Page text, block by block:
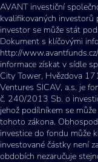
AVANT investiční
kvalifikovaných
investor se může stát
Dokument s klíčovými
http://
informace získat v sídle
City Tower, Hvězdova
Ventures SICAV, a.s. je
č. 240/2013 Sb. o
jehož podílníkem se
tohoto zákona.
investice do fondu může
investované částky není
obdobích nezaručuje